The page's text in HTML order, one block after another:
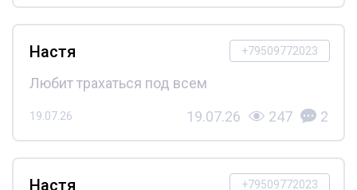
+79509772023
Настя
Любит трахаться под всем
19.07.26 19.07.26 247 2
+79509772023
Настя